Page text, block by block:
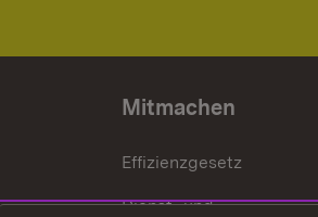
Mitmachen
Effizienzgesetz
Dienst- und